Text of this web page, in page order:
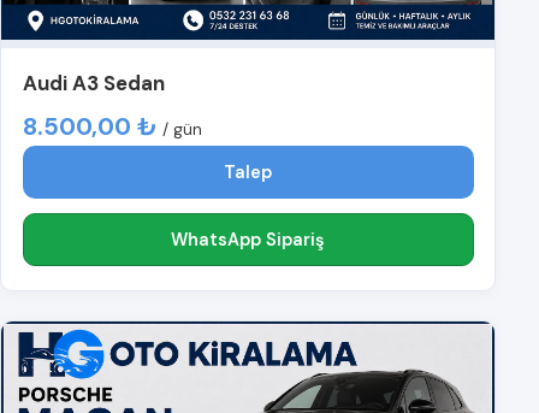
Audi A3 Sedan
8.500,00 ₺ / gün
Talep
WhatsApp Sipariş